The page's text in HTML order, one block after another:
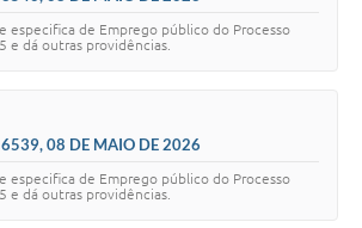
especifica de Emprego público do Processo
e dá outras providências.
6539, 08 DE MAIO DE 2026
especifica de Emprego público do Processo
e dá outras providências.